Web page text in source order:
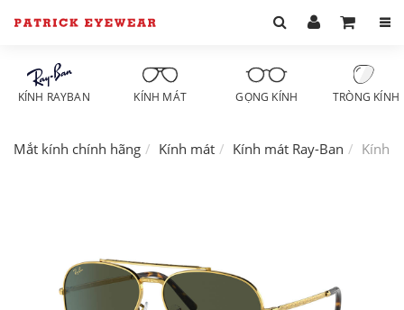
KÍNH RAYBAN KÍNH MÁT GỌNG KÍNH TRÒNG KÍNH
Mắt kính chính hãng Kính mát Kính mát Ray-Ban Kính